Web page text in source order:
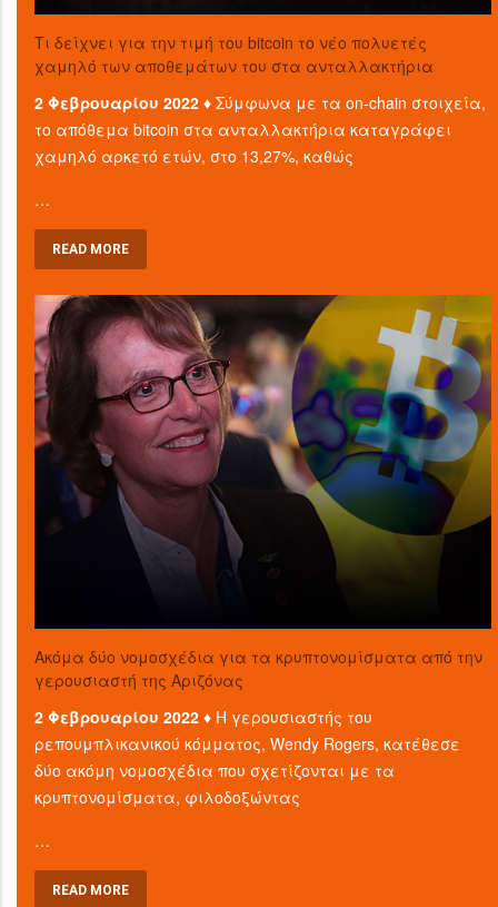
Τι δείχνει για την τιμή του bitcoin το νέο πολυετές
χαμηλό των αποθεμάτων του στα ανταλλακτήρια
2 Φεβρουαρίου 2022 ♦Σύμφωνα με τα on-chain στοιχεία,
το απόθεμα bitcoin στα ανταλλακτήρια καταγράφει
χαμηλό αρκετό ετών, στο 13,27%, καθώς
…
READ MORE
Ακόμα δύο νομοσχέδια για τα κρυπτονομίσματα από την
γερουσιαστή της Αριζόνας
2 Φεβρουαρίου 2022 ♦ Η γερουσιαστής του
ρεπουμπλικανικού κόμματος, Wendy Rogers, κατέθεσε
δύο ακόμη νομοσχέδια που σχετίζονται με τα
κρυπτονομίσματα, φιλοδοξώντας
…
READ MORE